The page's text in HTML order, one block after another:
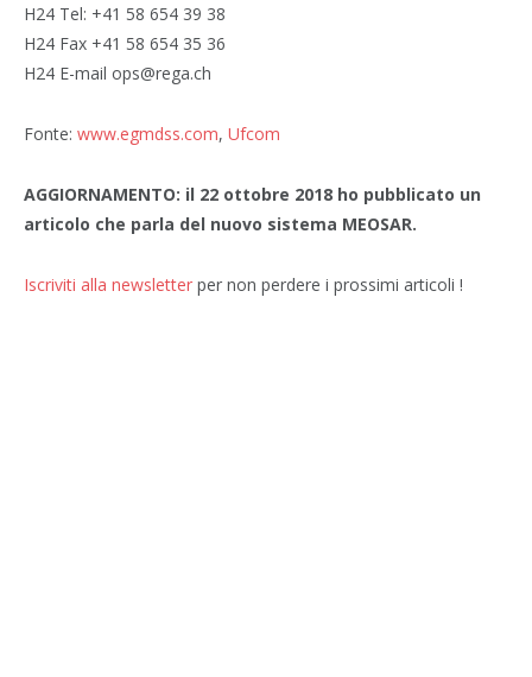
H24 Tel: +41 58 654 39 38
H24 Fax +41 58 654 35 36
H24 E-mail ops@rega.ch
Fonte: www.egmdss.com, Ufcom
AGGIORNAMENTO: il 22 ottobre 2018 ho pubblicato un
articolo che parla del nuovo sistema MEOSAR.
Iscriviti alla newsletter per non perdere i prossimi articoli !